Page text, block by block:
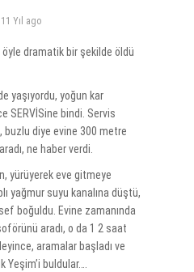
11 Yıl ago
öyle dramatik bir şekilde öldü
yaşıyordu, yoğun kar
SERVİSine bindi. Servis
buzlu diye evine 300 metre
ne haber verdi.
yürüyerek eve gitmeye
yağmur suyu kanalına düştü,
boğuldu. Evine zamanında
aradı, o da 1 2 saat
aramalar başladı ve
Yeşim’i buldular….